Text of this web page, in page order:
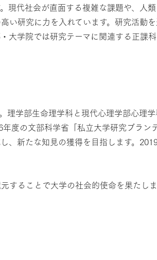
代社会が直面する複雑な課題や、人
研究に力を入れています。研究活動
学院では研究テーマに関連する正課
理学部生命理学科と現代心理学部心
度の文部科学省「私立大学研究ブラン
、新たな知見の獲得を目指します。
ることで大学の社会的使命を果たし